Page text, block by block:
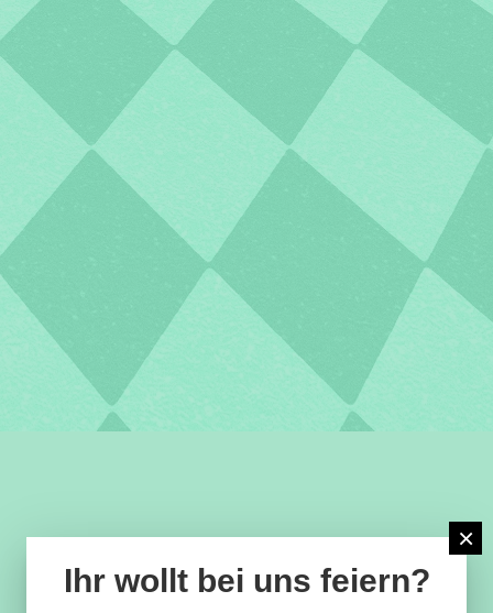
×
Ihr wollt bei uns feiern?